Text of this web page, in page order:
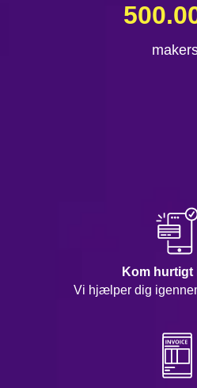
Kom hurtigt
Vi hjælper dig